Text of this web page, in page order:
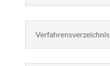
Verfahrensverzeichnis